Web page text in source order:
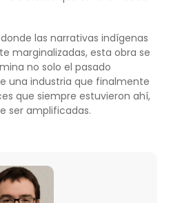
las narrativas indígenas
marginalizadas, esta obra se
no solo el pasado
una industria que finalmente
que siempre estuvieron ahí,
ser amplificadas.